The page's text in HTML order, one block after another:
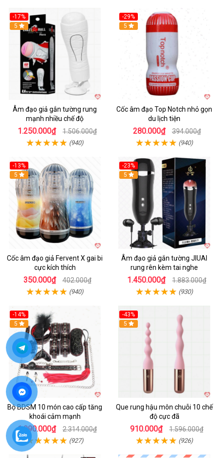
-17%
5
Âm đạo giả gắn tường rung
mạnh nhiều chế độ
1.250.000₫ 1.506.000₫
(940)
-29%
5
Cốc âm đạo Top Notch nhỏ gọn
du lịch tiện
280.000₫ 394.000₫
(940)
-13%
Hot
5
Cốc âm đạo giả Fervent X gai bi
cực kích thích
350.000₫ 402.000₫
(940)
-23%
5
Âm đạo giả gắn tường JIUAI
rung rên kèm tai nghe
1.450.000₫ 1.883.000₫
(930)
-14%
Hot
5
Bộ BDSM 10 món cao cấp tăng
khoái cảm mạnh
1.990.000₫ 2.314.000₫
(927)
-43%
5
Que rung hậu môn chuỗi 10 chế
độ cực đã
910.000₫ 1.596.000₫
(926)